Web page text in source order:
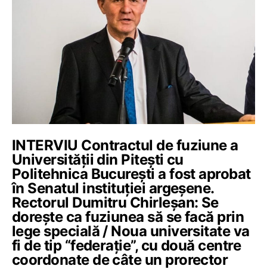
INTERVIU Contractul de fuziune a
Universității din Pitești cu
Politehnica București a fost aprobat
în Senatul instituției argeșene.
Rectorul Dumitru Chirleșan: Se
dorește ca fuziunea să se facă prin
lege specială / Noua universitate va
fi de tip “federație”, cu două centre
coordonate de câte un prorector